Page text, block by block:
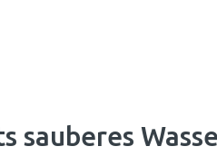
sauberes